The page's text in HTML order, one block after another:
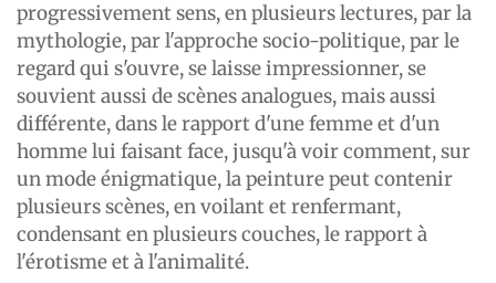
progressivement sens, en plusieurs lectures, par la
mythologie, par l'approche socio-politique, par le
regard qui s'ouvre, se laisse impressionner, se
souvient aussi de scènes analogues, mais aussi
différente, dans le rapport d'une femme et d'un
homme lui faisant face, jusqu'à voir comment, sur
un mode énigmatique, la peinture peut contenir
plusieurs scènes, en voilant et renfermant,
condensant en plusieurs couches, le rapport à
l'érotisme et à l'animalité.